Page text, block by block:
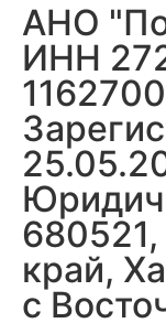
АНО
ИНН
край,
с